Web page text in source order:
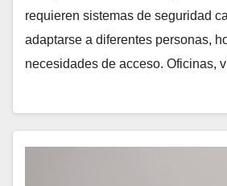
requieren sistemas de seguridad
adaptarse a diferentes personas,
necesidades de acceso. Oficinas,